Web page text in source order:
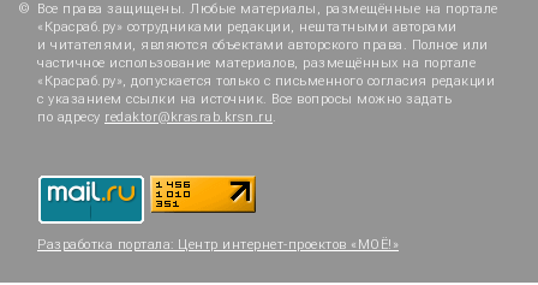
Все права защищены. Любые материалы, размещённые на портале
«Красраб.ру» сотрудниками редакции, нештатными авторами
и читателями, являются объектами авторского права. Полное или
частичное использование материалов, размещённых на портале
«Красраб.ру», допускается только с письменного согласия редакции
с указанием ссылки на источник. Все вопросы можно задать
по адресу redaktor@krasrab.krsn.ru.
Разработка портала: Центр интернет-проектов «МОЁ!»